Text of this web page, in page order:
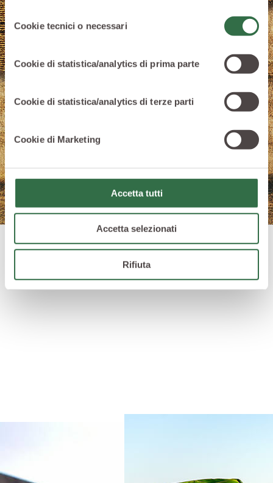
specifiche per i servizi forniti tramite il Sito Web.
Selezione
del
consenso
Cookie tecnici o necessari
Cookie di statistica/analytics di prima parte
Cookie di statistica/analytics di terze parti
Cookie di Marketing
Accetta tutti
Accetta selezionati
Rifiuta